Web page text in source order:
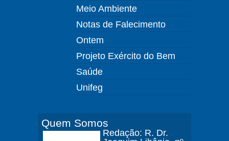
Meio Ambiente
Notas de Falecimento
Ontem
Projeto Exército do Bem
Saúde
Unifeg
Quem Somos
Redação: R. Dr.